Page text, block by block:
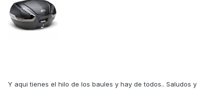
Y aqui tienes el hilo de los baules y hay de todos.. Saludos y